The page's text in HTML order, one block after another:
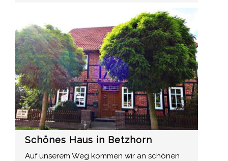
Schönes Haus in Betzhorn
Auf unserem Weg kommen wir an schönen